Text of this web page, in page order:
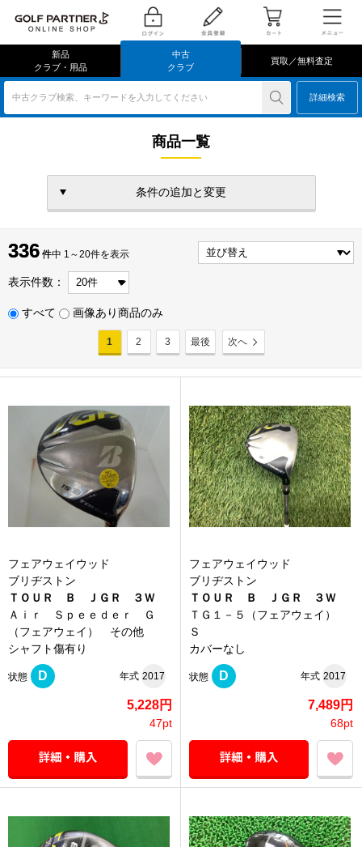
新品
クラブ・用品
中古
クラブ
買取／無料査定
中古クラブ検索、キーワードを入力してください 詳細検索
商品一覧
条件の追加と変更
336 件
336 件中 1～20件を表示
表示件数：
すべて 画像あり商品のみ
1 2 3 最後 次へ
フェアウェイウッド
ブリヂストン
ＴＯＵＲ Ｂ ＪＧＲ ３Ｗ
Ａｉｒ Ｓｐｅｅｄｅｒ Ｇ
（フェアウェイ） その他
シャフト傷有り
状態 D 年式 2017
5,228円
47pt
フェアウェイウッド
ブリヂストン
ＴＯＵＲ Ｂ ＪＧＲ ３Ｗ
ＴＧ１－５（フェアウェイ）
Ｓ
カバーなし
状態 D 年式 2017
7,489円
68pt